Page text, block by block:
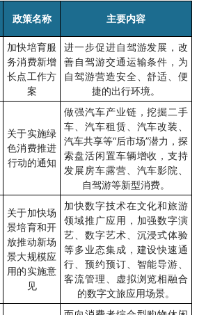
政策名称 主要内容
加快培育服
务消费新增
长点工作方
案
进一步促进自驾游发展，改
善自驾游交通运输条件，为
自驾游营造安全、舒适、便
捷的出行环境。
关于实施绿
色消费推进
行动的通知
做强汽车产业链，挖掘二手
车、汽车租赁、汽车改装、
汽车共享等“后市场”潜力，探
索盘活闲置车辆增收，支持
发展房车露营、汽车影院、
自驾游等新型消费。
关于加快场
景培育和开
放推动新场
景大规模应
用的实施意
见
加快数字技术在文化和旅游
领域推广应用，加强数字演
艺、数字艺术、沉浸式体验
等多业态集成，建设快速通
行、预约预订、智能导游、
客流管理、虚拟浏览相融合
的数字文旅应用场景。